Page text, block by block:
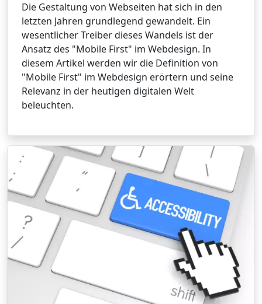
Die Gestaltung von Webseiten hat sich in den
letzten Jahren grundlegend gewandelt. Ein
wesentlicher Treiber dieses Wandels ist der
Ansatz des "Mobile First" im Webdesign. In
diesem Artikel werden wir die Definition von
"Mobile First" im Webdesign erörtern und seine
Relevanz in der heutigen digitalen Welt
beleuchten.